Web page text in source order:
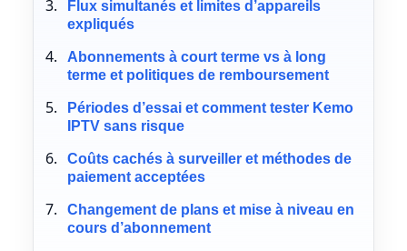
Flux simultanés et limites d’appareils
expliqués
Abonnements à court terme vs à long
terme et politiques de remboursement
Périodes d’essai et comment tester Kemo
IPTV sans risque
Coûts cachés à surveiller et méthodes de
paiement acceptées
Changement de plans et mise à niveau en
cours d’abonnement